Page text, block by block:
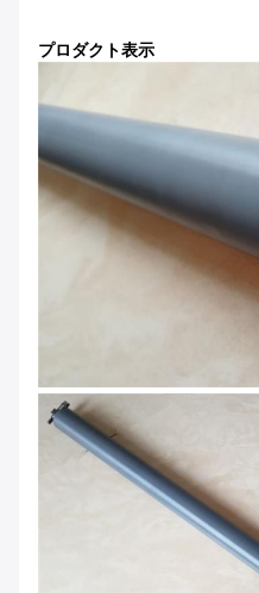
プロダクト表示